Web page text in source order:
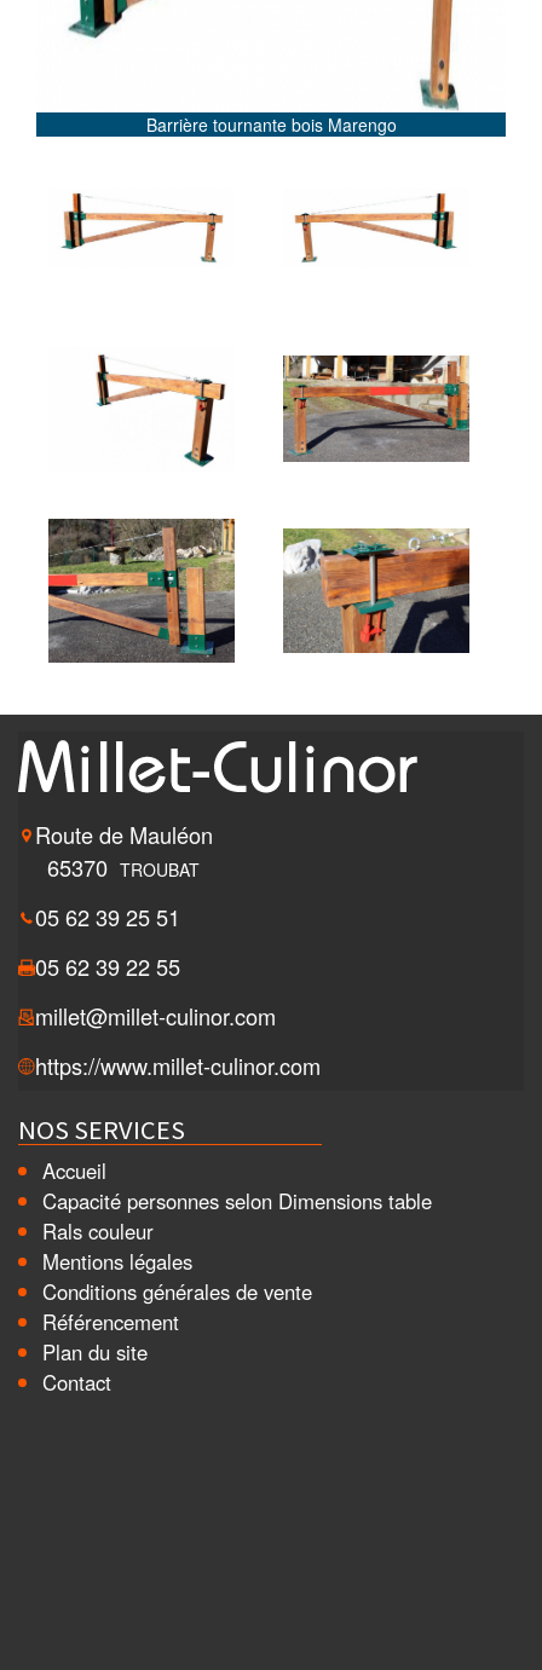
bois Marengo
Route de Mauléon
65370 TROUBAT
05 62 39 25 51
05 62 39 22 55
millet@millet-culinor.com
https://www.millet-culinor.com
NOS SERVICES
Accueil
Capacité personnes selon Dimensions table
Rals couleur
Mentions légales
Conditions générales de vente
Référencement
Plan du site
Contact